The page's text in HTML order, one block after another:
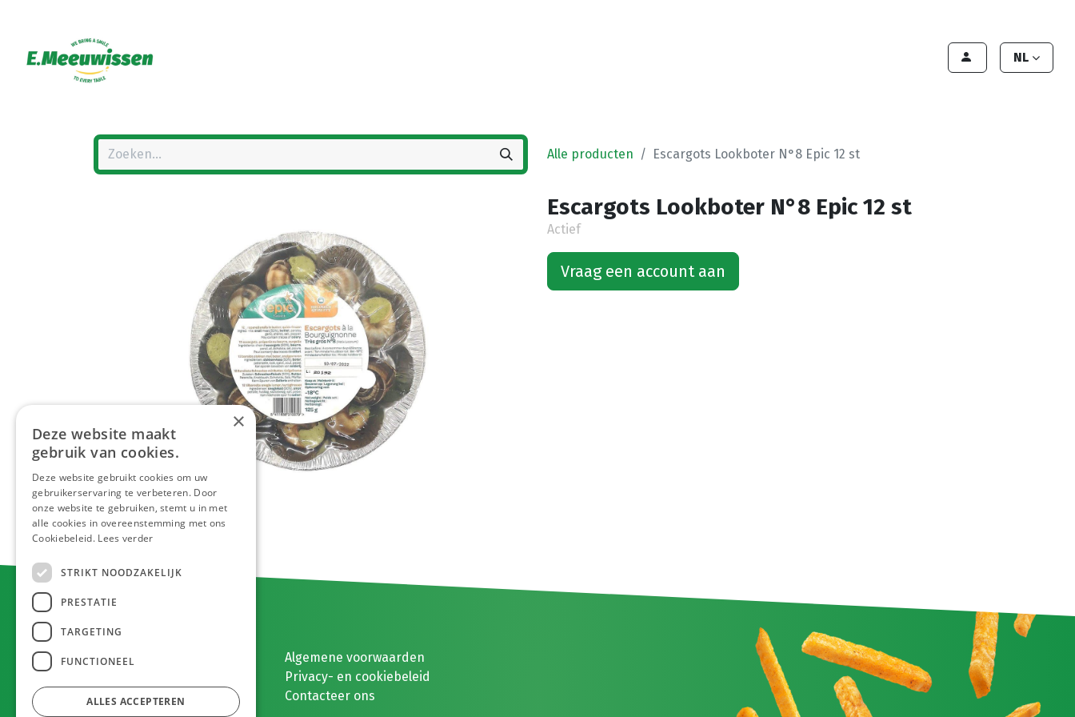
NL
Alle producten Escargots Lookboter N°8 Epic 12 st
Escargots Lookboter N°8 Epic 12 st
Actief
Vraag een account aan
E. MEEUWISSEN BV
Gaston Eyskenslaan 2
3900 Pelt, België
Algemene voorwaarden
Privacy- en cookiebeleid
Contacteer ons
×
Deze website maakt
gebruik van cookies.
Deze website gebruikt cookies om uw
gebruikerservaring te verbeteren. Door
onze website te gebruiken, stemt u in met
alle cookies in overeenstemming met ons
Cookiebeleid. Lees verder
STRIKT NOODZAKELIJK
PRESTATIE
TARGETING
FUNCTIONEEL
ALLES ACCEPTEREN